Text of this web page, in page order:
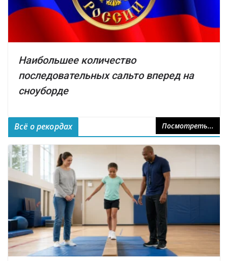
Наибольшее количество
последовательных сальто вперед на
сноуборде
Всё о рекордах Посмотреть...